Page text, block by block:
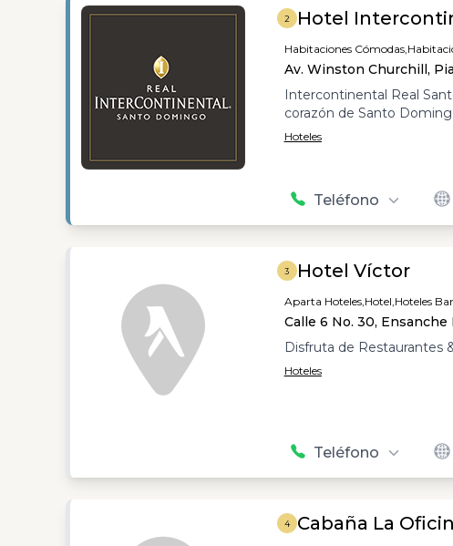
2 Hotel
Habitaciones Cómodas,
Av. Winston Churchill,
Intercontinental Real
corazón de Santo
Hoteles
Teléfono
3 Hotel Víctor
Aparta Hoteles,Hotel,Hoteles
Calle 6 No. 30,
Disfruta de Restaurantes
Hoteles
Teléfono
4 Cabaña La